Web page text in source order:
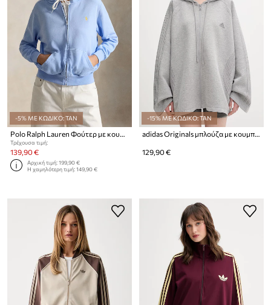
-5% ΜΕ ΚΩΔΙΚΟ: TAN
Polo Ralph Lauren Φούτερ με κουκούλα γυναικείο βαμβακερό ISLAND FLC-KNT-SWEATSHIRT
Τρέχουσα τιμή:
139,90 €
Αρχική τιμή:199,90 €
Η χαμηλότερη τιμή:149,90 €
-15% ΜΕ ΚΩΔΙΚΟ: TAN
adidas Originals μπλούζα με κουμπιά Γυναικεία
129,90 €